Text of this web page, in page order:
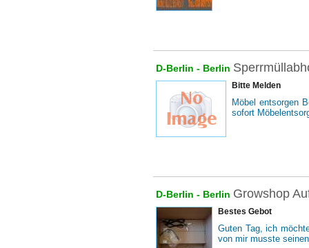
D-Berlin - Berlin
Bitte Melden
Möbel entsorgen
sofort
D-Berlin - Berlin Growshop
Bestes Gebot
Guten Tag, ich
von mir musste